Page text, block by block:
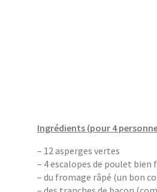
Ingrédients (pour 4
– 12 asperges vertes
– 4 escalopes de poulet bien
– du fromage râpé (un bon